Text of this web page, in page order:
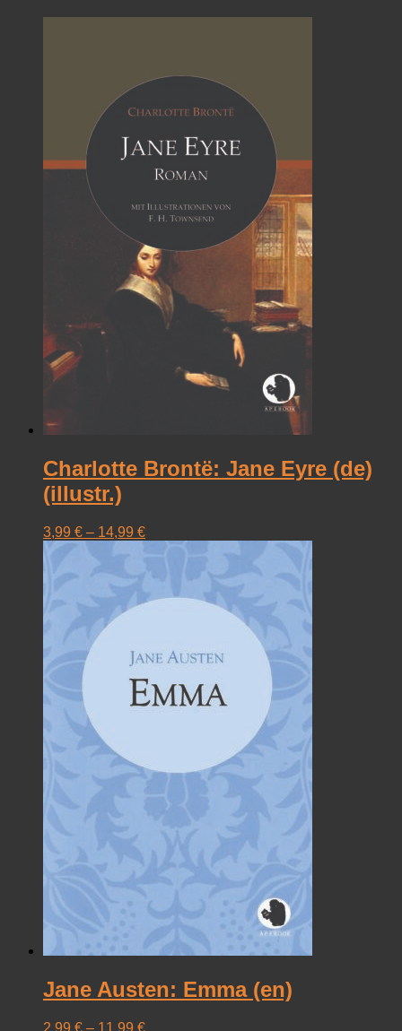
Charlotte Brontë: Jane Eyre (de)
(illustr.)
3,99 € – 14,99 €
Jane Austen: Emma (en)
2,99 € – 11,99 €